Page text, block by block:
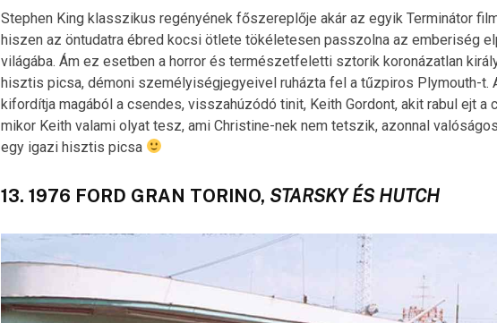
Stephen King klasszikus regényének főszereplője akár az egyik Terminátor
hiszen az öntudatra ébred kocsi ötlete tökéletesen passzolna az emberiség
világába. Ám ez esetben a horror és természetfeletti sztorik koronázatlan
hisztis picsa, démoni személyiségjegyeivel ruházta fel a tűzpiros Plymouth-t.
kifordítja magából a csendes, visszahúzódó tinit, Keith Gordont, akit rabul ejt a
mikor Keith valami olyat tesz, ami Christine-nek nem tetszik, azonnal
egy igazi hisztis picsa
13. 1976 FORD GRAN TORINO, STARSKY ÉS HUTCH